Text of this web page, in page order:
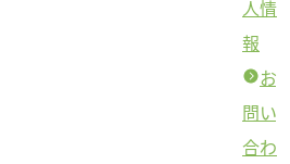
人情
報
お
問い
合わ